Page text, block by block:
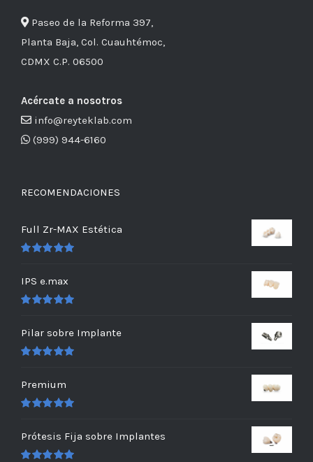
Paseo de la Reforma 397,
Planta Baja, Col. Cuauhtémoc,
CDMX C.P. 06500
Acércate a nosotros
info@reyteklab.com
(999) 944-6160
RECOMENDACIONES
Full Zr-MAX Estética
IPS e.max
Pilar sobre Implante
Premium
Prótesis Fija sobre Implantes